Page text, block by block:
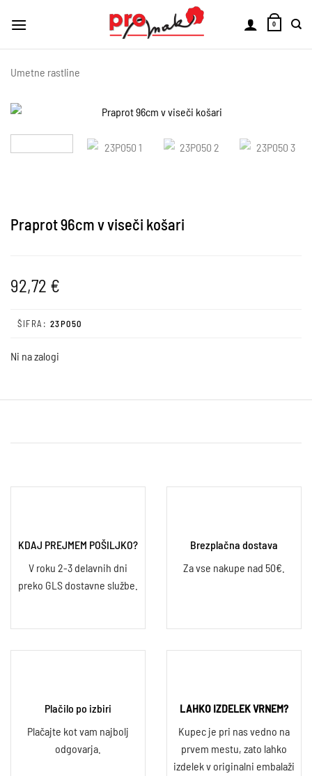
0
Umetne rastline
Praprot 96cm v viseči košari
92,72 €
ŠIFRA: 23P050
Ni na zalogi
KDAJ PREJMEM POŠILJKO?
V roku 2-3 delavnih dni
preko GLS dostavne službe.
Brezplačna dostava
Za vse nakupe nad 50€.
Plačilo po izbiri
Plačajte kot vam najbolj
odgovarja.
LAHKO IZDELEK VRNEM?
Kupec je pri nas vedno na
prvem mestu, zato lahko
izdelek v originalni embalaži